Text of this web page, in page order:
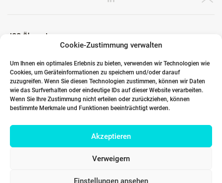
Cookie-Zustimmung verwalten
Um Ihnen ein optimales Erlebnis zu bieten, verwenden wir Technologien wie
Cookies, um Geräteinformationen zu speichern und/oder darauf
zuzugreifen. Wenn Sie diesen Technologien zustimmen, können wir Daten
wie das Surfverhalten oder eindeutige IDs auf dieser Website verarbeiten.
Wenn Sie Ihre Zustimmung nicht erteilen oder zurückziehen, können
bestimmte Merkmale und Funktionen beeinträchtigt werden.
Akzeptieren
Verweigern
Einstellungen ansehen
ICG Ökosystem
Globale Partner